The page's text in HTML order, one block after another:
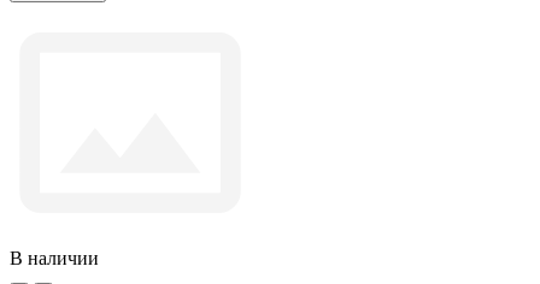
В наличии